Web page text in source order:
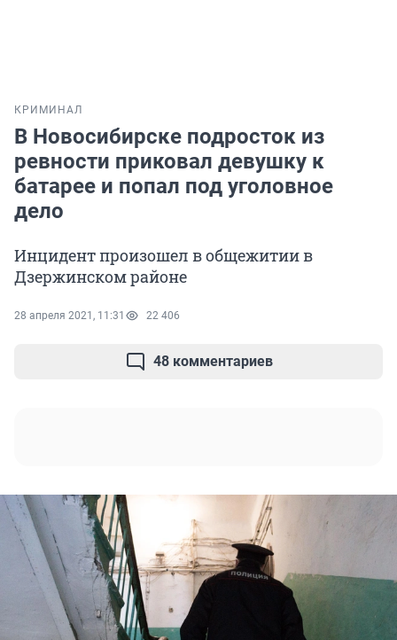
КРИМИНАЛ
В Новосибирске подросток из
ревности приковал девушку к
батарее и попал под уголовное
дело
Инцидент произошел в общежитии в
Дзержинском районе
28 апреля 2021, 11:31 22 406
48 комментариев